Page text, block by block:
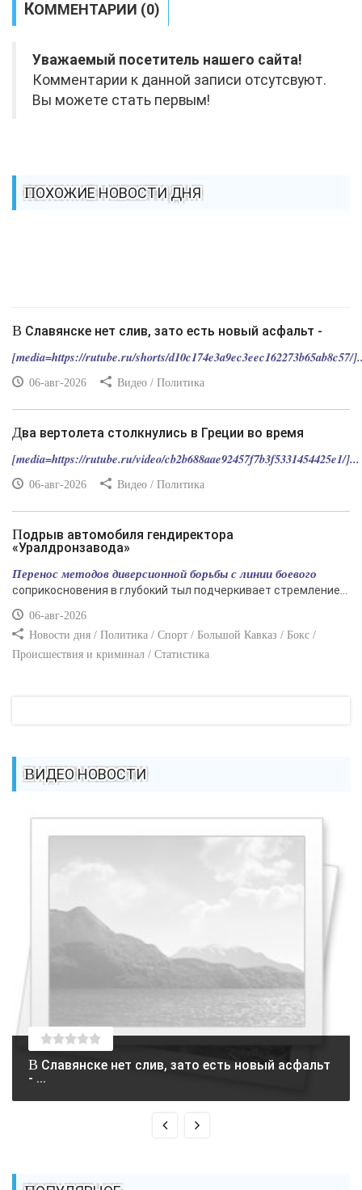
КОММЕНТАРИИ (0)
Уважаемый посетитель нашего сайта!
Комментарии к данной записи отсутсвуют.
Вы можете стать первым!
ПОХОЖИЕ НОВОСТИ ДНЯ
В Славянске нет слив, зато есть новый асфальт -
[media=https://rutube.ru/shorts/d10c174e3a9ec3eec162273b65ab8c57/
06-авг-2026 Видео / Политика
Два вертолета столкнулись в Греции во время
[media=https://rutube.ru/video/cb2b688aae92457f7b3f5331454425e1/]...
06-авг-2026 Видео / Политика
Подрыв автомобиля гендиректора
«Уралдронзавода»
Перенос методов диверсионной борьбы с линии боевого
соприкосновения в глубокий тыл подчеркивает стремление...
06-авг-2026
Новости дня / Политика / Спорт / Большой Кавказ / Бокс /
Происшествия и криминал / Статистика
ВИДЕО НОВОСТИ
В Славянске нет слив, зато есть новый асфальт
- ...